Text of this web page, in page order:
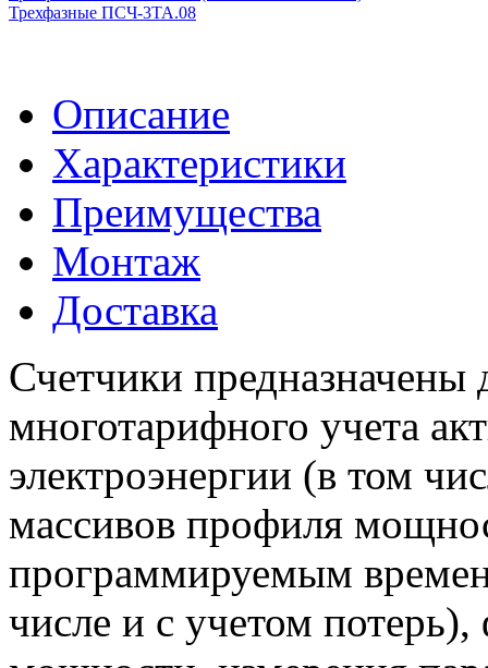
Трехфазные ПСЧ-3ТА.08
Описание
Характеристики
Преимущества
Монтаж
Доставка
Счетчики предназначены
многотарифного учета
электроэнергии (в том
массивов профиля
программируемым
числе и с учетом